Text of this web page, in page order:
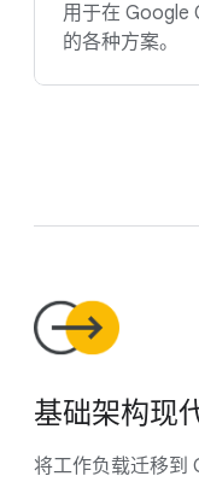
用于在 Google
的各种方案。
基础架构现
将工作负载迁移到